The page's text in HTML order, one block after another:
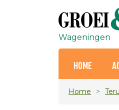
Wageningen
HOME
Home